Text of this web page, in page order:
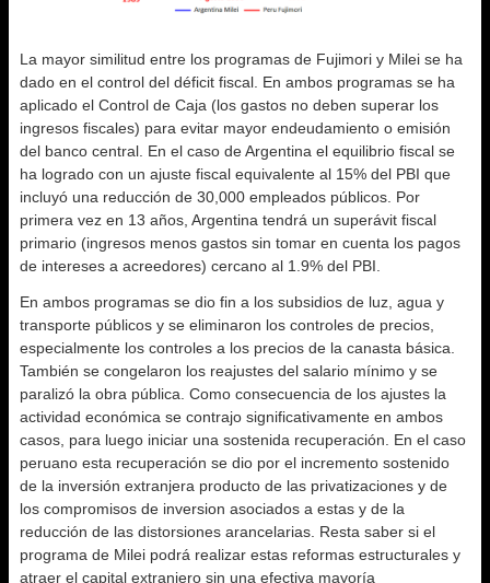
La mayor similitud entre los programas de Fujimori y Milei se ha
dado en el control del déficit fiscal. En ambos programas se ha
aplicado el Control de Caja (los gastos no deben superar los
ingresos fiscales) para evitar mayor endeudamiento o emisión
del banco central. En el caso de Argentina el equilibrio fiscal se
ha logrado con un ajuste fiscal equivalente al 15% del PBI que
incluyó una reducción de 30,000 empleados públicos. Por
primera vez en 13 años, Argentina tendrá un superávit fiscal
primario (ingresos menos gastos sin tomar en cuenta los pagos
de intereses a acreedores) cercano al 1.9% del PBI.
En ambos programas se dio fin a los subsidios de luz, agua y
transporte públicos y se eliminaron los controles de precios,
especialmente los controles a los precios de la canasta básica.
También se congelaron los reajustes del salario mínimo y se
paralizó la obra pública. Como consecuencia de los ajustes la
actividad económica se contrajo significativamente en ambos
casos, para luego iniciar una sostenida recuperación. En el caso
peruano esta recuperación se dio por el incremento sostenido
de la inversión extranjera producto de las privatizaciones y de
los compromisos de inversion asociados a estas y de la
reducción de las distorsiones arancelarias. Resta saber si el
programa de Milei podrá realizar estas reformas estructurales y
atraer el capital extranjero sin una efectiva mayoría